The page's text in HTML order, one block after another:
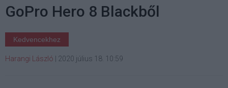
GoPro Hero 8 Blackből
Kedvencekhez
Harangi László 2020 július 18. 10:59